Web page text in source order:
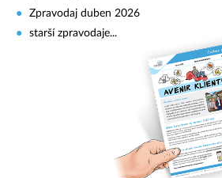
Zpravodaj duben 2026
starší zpravodaje...